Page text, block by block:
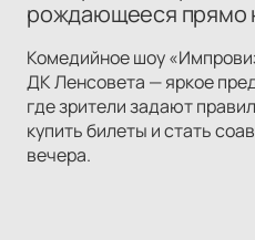
рождающееся прямо
Комедийное шоу
ДК Ленсовета — яркое
где зрители задают
купить билеты и стать
вечера.